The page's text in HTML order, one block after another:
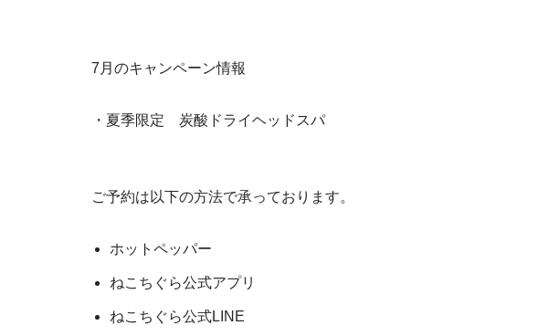
7月のキャンペーン情報
・夏季限定 炭酸ドライヘッドスパ
ご予約は以下の方法で承っております。
ホットペッパー
ねこちぐら公式アプリ
ねこちぐら公式LINE